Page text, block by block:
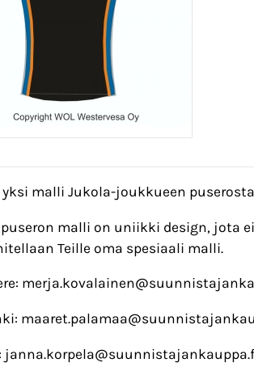
yksi malli Jukola-joukkueen
puseron malli on uniikki design, jota
Teille oma spesiaali malli.